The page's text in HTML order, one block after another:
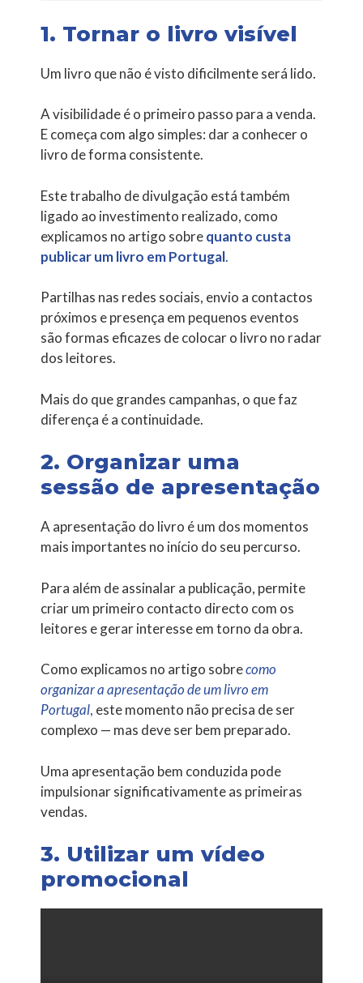
1. Tornar o livro visível
Um livro que não é visto dificilmente será lido.
A visibilidade é o primeiro passo para a venda.
E começa com algo simples: dar a conhecer o
livro de forma consistente.
Este trabalho de divulgação está também
ligado ao investimento realizado, como
explicamos no artigo sobrequanto custa
publicar um livro em Portugal.
Partilhas nas redes sociais, envio a contactos
próximos e presença em pequenos eventos
são formas eficazes de colocar o livro no radar
dos leitores.
Mais do que grandes campanhas, o que faz
diferença é a continuidade.
2. Organizar uma
sessão de apresentação
A apresentação do livro é um dos momentos
mais importantes no início do seu percurso.
Para além de assinalar a publicação, permite
criar um primeiro contacto directo com os
leitores e gerar interesse em torno da obra.
Como explicamos no artigo sobrecomo
organizar a apresentação de um livro em
Portugal, este momento não precisa de ser
complexo — mas deve ser bem preparado.
Uma apresentação bem conduzida pode
impulsionar significativamente as primeiras
vendas.
3. Utilizar um vídeo
promocional